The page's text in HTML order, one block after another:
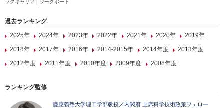
ックキャリア | ワークポート
過去ランキング
2025年
2024年 2023年 2022年 2021年 2020年
2019年
2018年
2017年 2016年 2014-2015年 2014年度
2013年度
2012年度
2011年度 2010年度 2009年度 2008年度
ランキング監修
慶應義塾大学理工学部教授／内閣府 上席科学技術政策フェロー